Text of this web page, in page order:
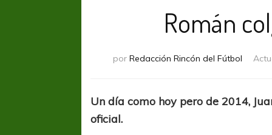
Román
por Redacción Rincón del Fútbol
Un día como hoy pero de 2014,
oficial.